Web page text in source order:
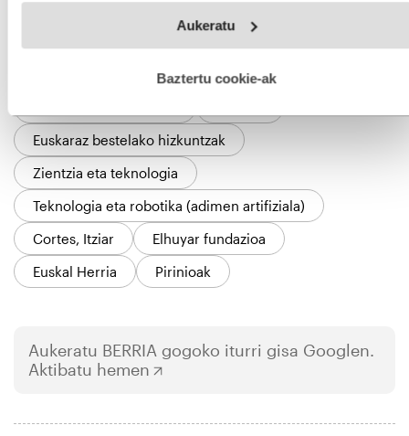
fitxategiak erabiltzen ditu. Zure esperientzia eta zerbitzuak
esplizitua ematen diguzu.Gehiago irakurri
Aukeratu
Baztertu cookie-ak
Euskaraz bestelako hizkuntzak
Zientzia eta teknologia
Teknologia eta robotika (adimen artifiziala)
Cortes, Itziar
Elhuyar fundazioa
Euskal Herria
Pirinioak
Aukeratu BERRIA gogoko iturri gisa Googlen.
Aktibatu hemen